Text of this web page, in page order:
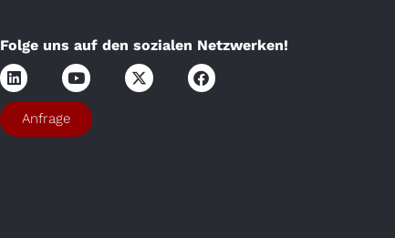
Folge uns auf den sozialen Netzwerken!
Anfrage